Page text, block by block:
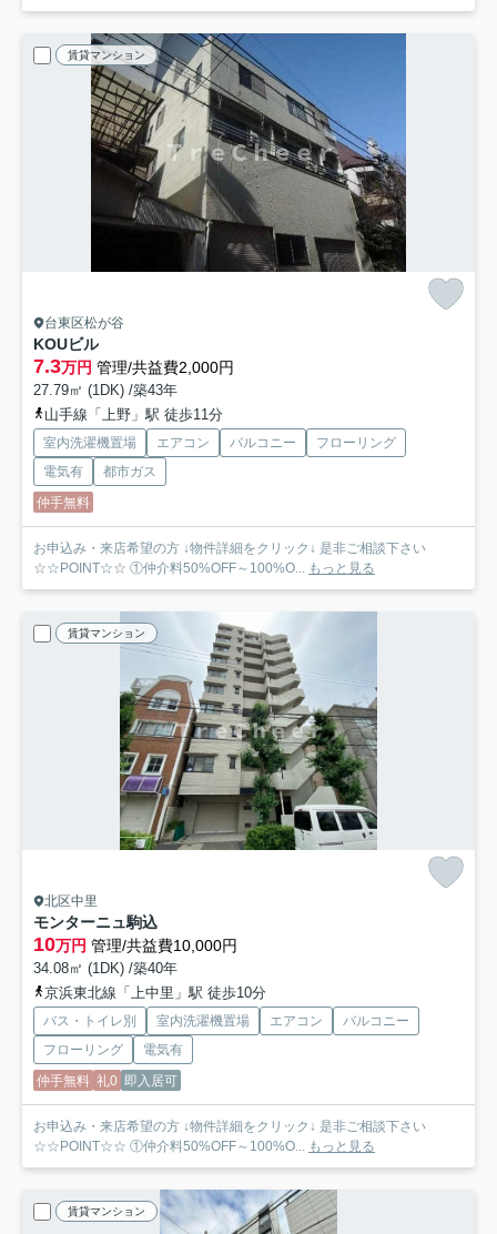
賃貸マンション
台東区松が谷
KOUビル
7.3万円 管理/共益費2,000円
27.79㎡ (1DK) /築43年
山手線「上野」駅 徒歩11分
室内洗濯機置場 エアコン バルコニー
フローリング
電気有
都市ガス
仲手無料
お申込み・来店希望の方 ↓物件詳細をクリック↓ 是非ご相談下さい
☆☆POINT☆☆ ①仲介料50%OFF～100%O... もっと見る
賃貸マンション
北区中里
モンターニュ駒込
10万円 管理/共益費10,000円
34.08㎡ (1DK) /築40年
京浜東北線「上中里」駅 徒歩10分
バス・トイレ別 室内洗濯機置場 エアコン
バルコニー
フローリング
電気有
仲手無料 礼0 即入居可
お申込み・来店希望の方 ↓物件詳細をクリック↓ 是非ご相談下さい
☆☆POINT☆☆ ①仲介料50%OFF～100%O... もっと見る
賃貸マンション